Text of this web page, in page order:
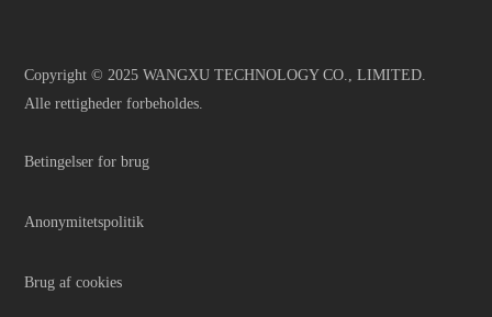
Copyright © 2025 WANGXU TECHNOLOGY CO., LIMITED.
Alle rettigheder forbeholdes.
Betingelser for brug
Anonymitetspolitik
Brug af cookies